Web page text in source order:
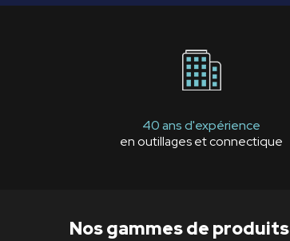
40 ans d'expérience
en outillages et connectique
Nos gammes de produits